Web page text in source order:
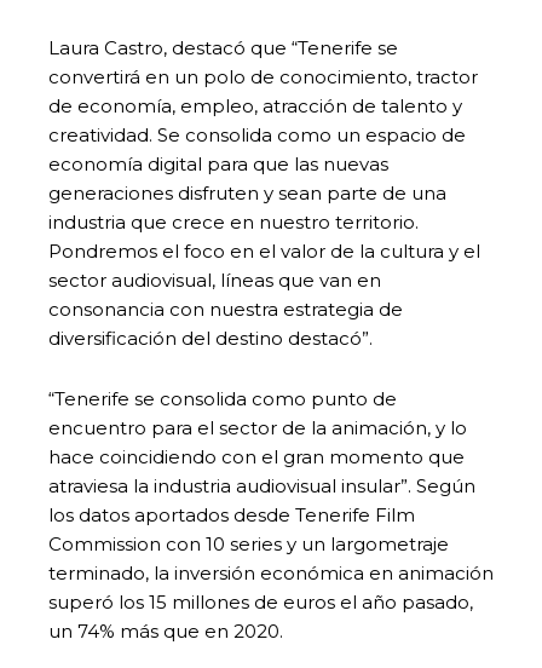
Laura Castro, destacó que “Tenerife se
convertirá en un polo de conocimiento, tractor
de economía, empleo, atracción de talento y
creatividad. Se consolida como un espacio de
economía digital para que las nuevas
generaciones disfruten y sean parte de una
industria que crece en nuestro territorio.
Pondremos el foco en el valor de la cultura y el
sector audiovisual, líneas que van en
consonancia con nuestra estrategia de
diversificación del destino destacó”.
“Tenerife se consolida como punto de
encuentro para el sector de la animación, y lo
hace coincidiendo con el gran momento que
atraviesa la industria audiovisual insular”. Según
los datos aportados desde Tenerife Film
Commission con 10 series y un largometraje
terminado, la inversión económica en animación
superó los 15 millones de euros el año pasado,
un 74% más que en 2020.